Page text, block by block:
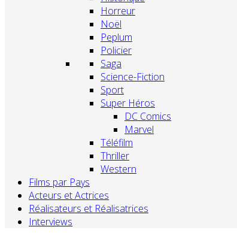
Horreur
Noël
Peplum
Policier
Saga
Science-Fiction
Sport
Super Héros
DC Comics
Marvel
Téléfilm
Thriller
Western
Films par Pays
Acteurs et Actrices
Réalisateurs et Réalisatrices
Interviews